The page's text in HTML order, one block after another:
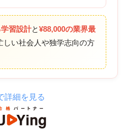
習設計と¥88,000の業界最
しい社会人や独学志向の方
詳細を見る